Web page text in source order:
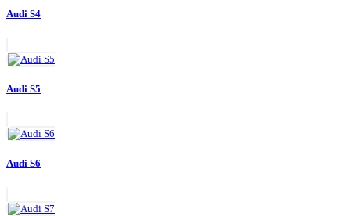
Audi S4
Audi S5
Audi S6